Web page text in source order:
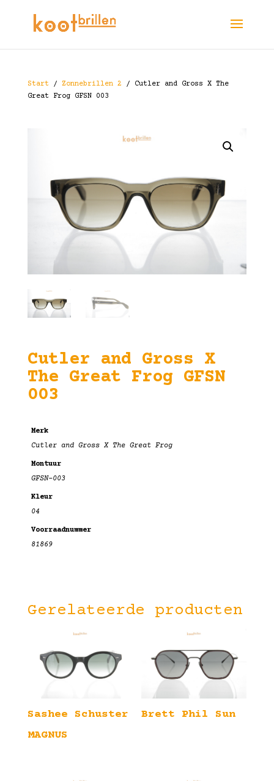
Start/ Zonnebrillen 2 / Cutler and Gross X The
Great Frog GFSN 003
Cutler and Gross X
The Great Frog GFSN
003
Merk
Cutler and Gross X The Great Frog
Montuur
GFSN-003
Kleur
04
Voorraadnummer
81869
Gerelateerde producten
Sashee Schuster
MAGNUS
Brett Phil Sun